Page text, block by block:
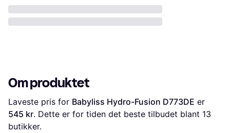
Om produktet
Laveste pris for Babyliss Hydro-Fusion D773DE
545 kr. Dette er for tiden det beste tilbudet blant 13
butikker.